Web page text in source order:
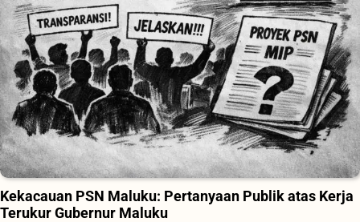
Kekacauan PSN Maluku: Pertanyaan Publik atas Kerja
Terukur Gubernur Maluku